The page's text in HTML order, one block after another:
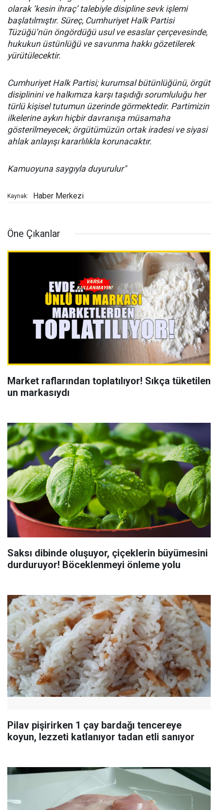
olarak ‘kesin ihraç’ talebiyle disipline sevk işlemi
başlatılmıştır. Süreç, Cumhuriyet Halk Partisi
Tüzüğü’nün öngördüğü usul ve esaslar çerçevesinde,
hukukun üstünlüğü ve savunma hakkı gözetilerek
yürütülecektir.
Cumhuriyet Halk Partisi; kurumsal bütünlüğünü, örgüt
disiplinini ve halkımıza karşı taşıdığı sorumluluğu her
türlü kişisel tutumun üzerinde görmektedir. Partimizin
ilkelerine aykırı hiçbir davranışa müsamaha
gösterilmeyecek; örgütümüzün ortak iradesi ve siyasi
ahlak anlayışı kararlılıkla korunacaktır.
Kamuoyuna saygıyla duyurulur"
Kaynak: Haber Merkezi
Öne Çıkanlar
Market raflarından toplatılıyor! Sıkça tüketilen
un markasıydı
Saksı dibinde oluşuyor, çiçeklerin büyümesini
durduruyor! Böceklenmeyi önleme yolu
Pilav pişirirken 1 çay bardağı tencereye
koyun, lezzeti katlanıyor tadan etli sanıyor